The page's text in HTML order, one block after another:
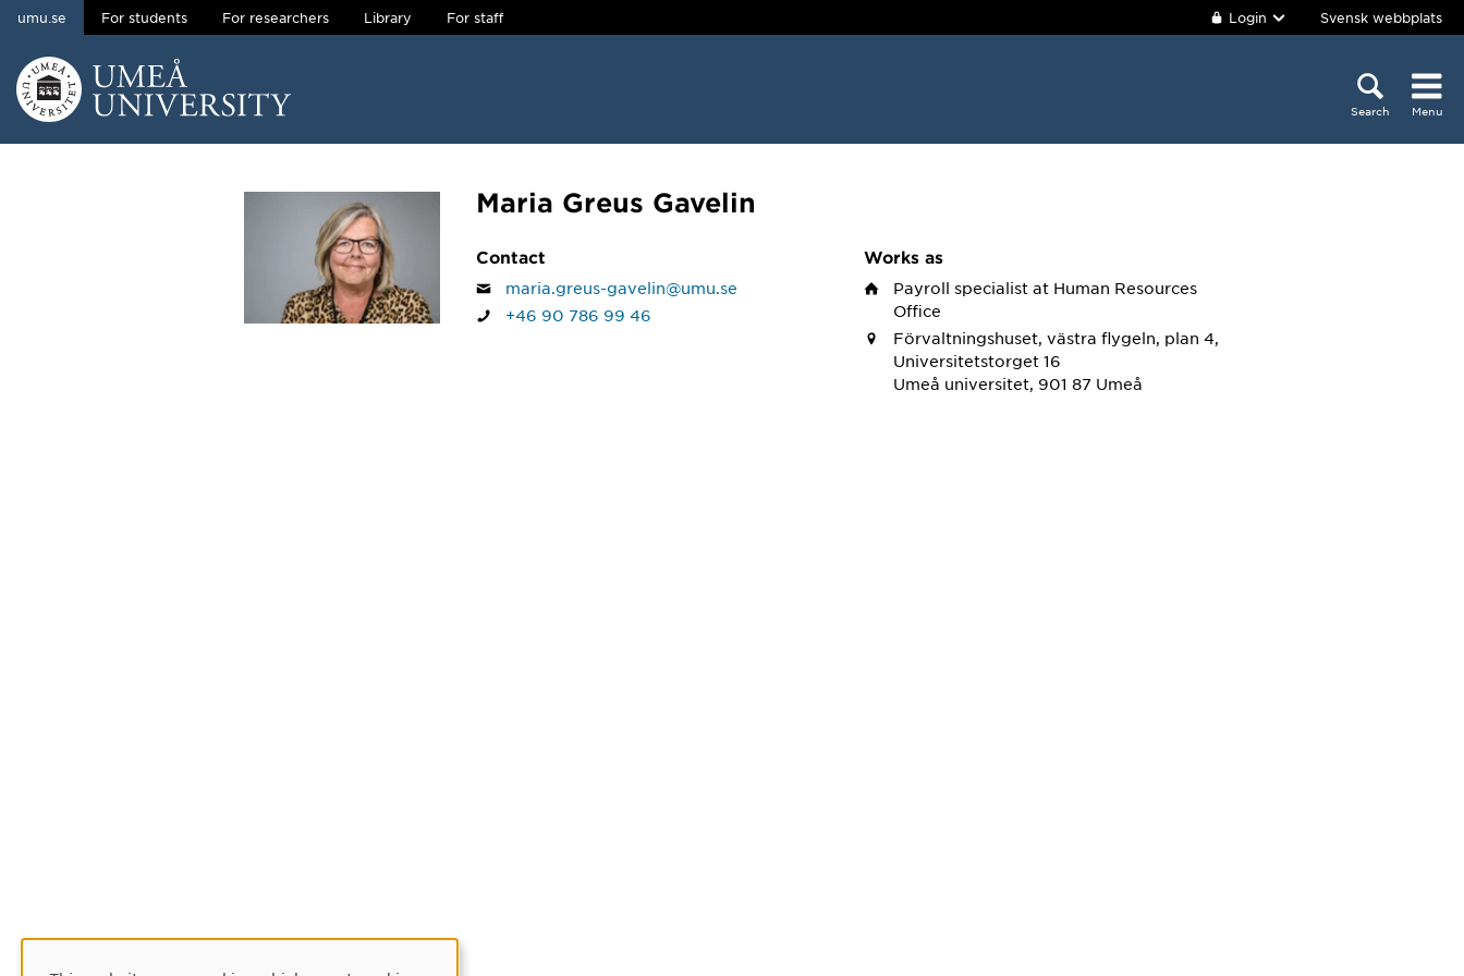
Skip to content
umu.se For students For researchers Library For staff Login Svensk webbplats
Search Menu
Maria Greus Gavelin
Contact
maria.greus-gavelin@umu.se
+46 90 786 99 46
Works as
Payroll specialist at Human Resources
Office
Förvaltningshuset, västra flygeln, plan 4,
Universitetstorget 16
Umeå universitet, 901 87 Umeå